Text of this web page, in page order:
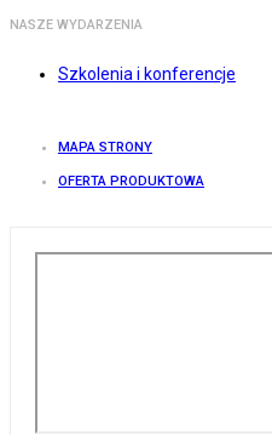
NASZE WYDARZENIA
Szkolenia i konferencje
MAPA STRONY
OFERTA PRODUKTOWA